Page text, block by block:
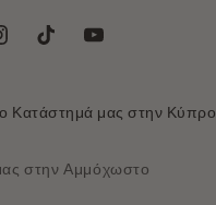
TikTok YouTube
Κατάστημά μας στην Κύπρο
στην Αμμόχωστο